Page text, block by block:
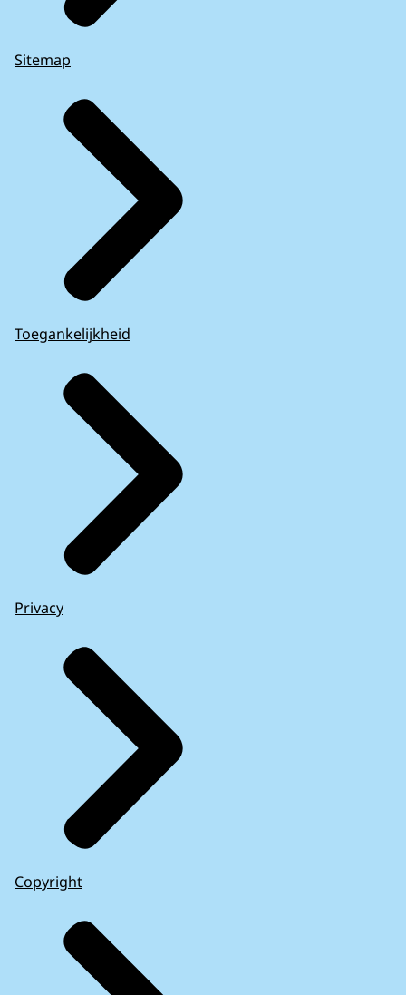
Sitemap
Toegankelijkheid
Privacy
Copyright